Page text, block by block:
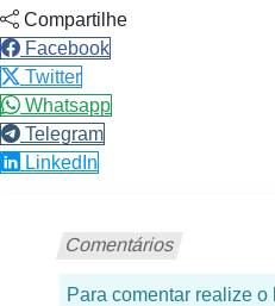
Compartilhe
Facebook
Twitter
Whatsapp
Telegram
LinkedIn
Comentários
Para comentar realize